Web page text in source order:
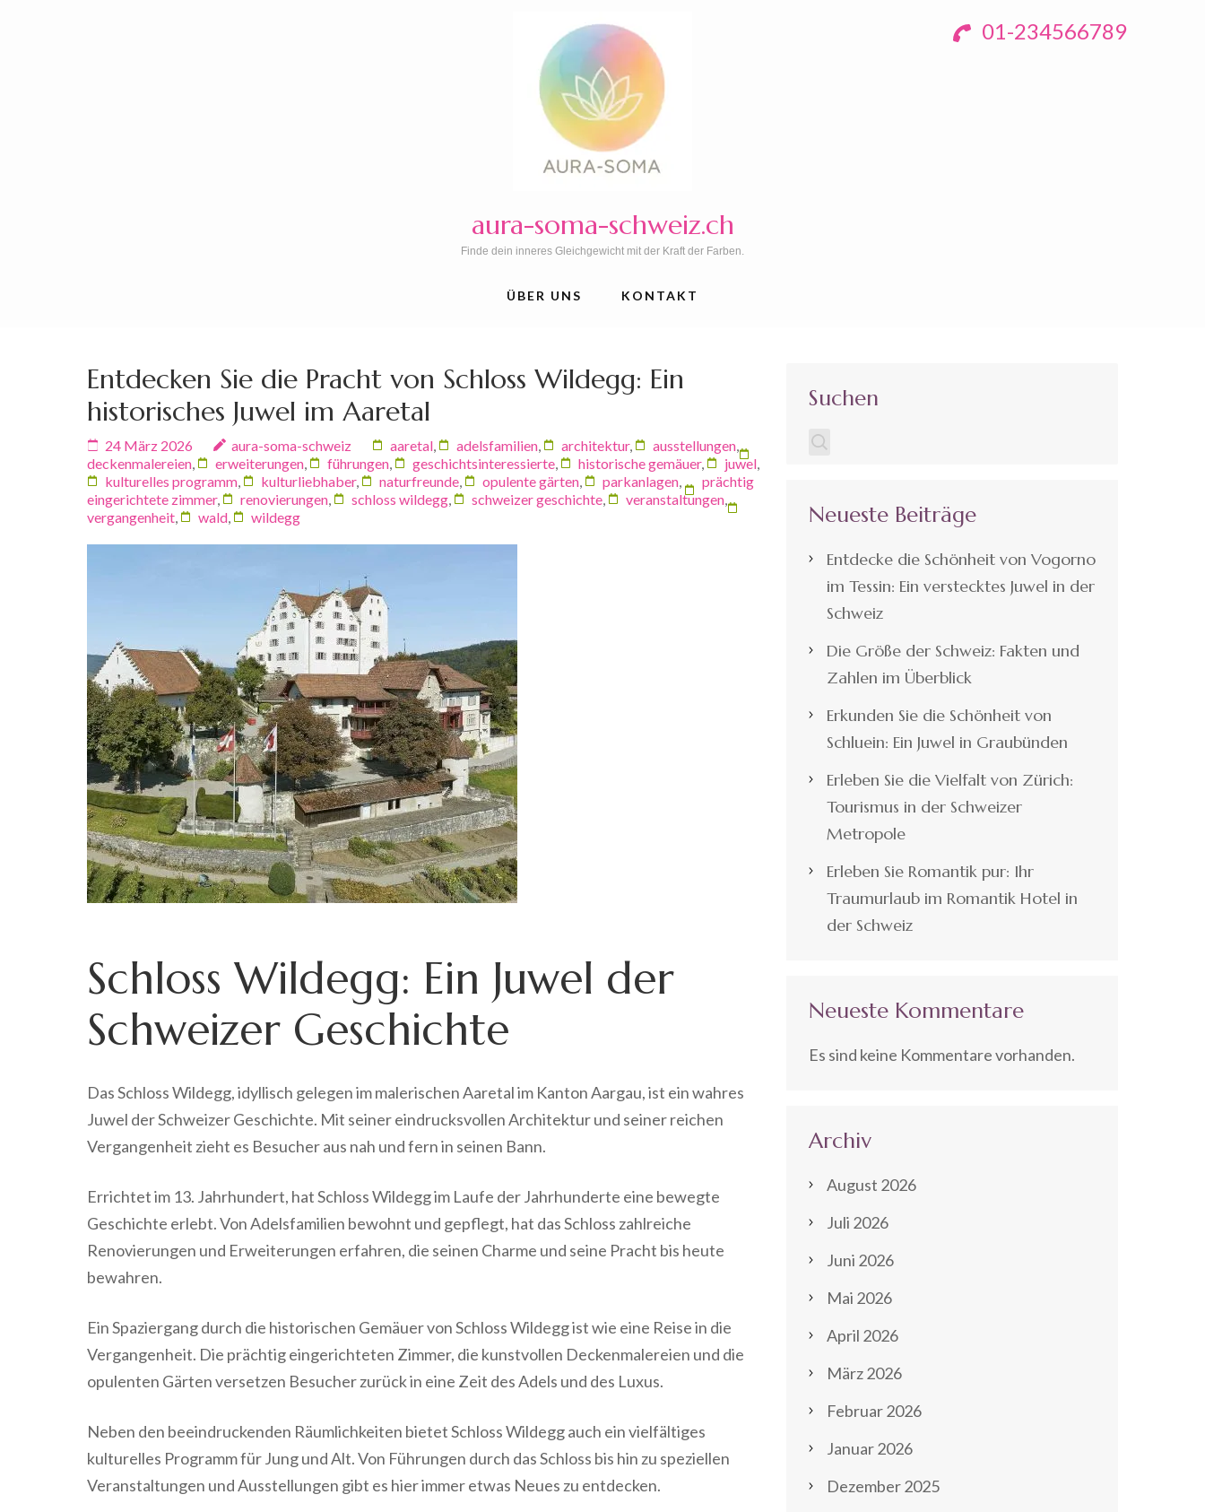
01-234566789
aura-soma-schweiz.ch
Finde dein inneres Gleichgewicht mit der Kraft der Farben.
ÜBER UNS KONTAKT
Entdecken Sie die Pracht von Schloss Wildegg: Ein
historisches Juwel im Aaretal
24 März 2026 aura-soma-schweiz aaretal adelsfamilien architektur, ausstellungen
deckenmalereien
erweiterungen führungen geschichtsinteressierte historische gemäuer, juwel
kulturelles programm
kulturliebhaber, naturfreunde opulente gärten parkanlagen
prächtig
eingerichtete zimmer, renovierungen schloss wildegg schweizer geschichte veranstaltungen
vergangenheit
wald wildegg
Schloss Wildegg: Ein Juwel der
Schweizer Geschichte
Das Schloss Wildegg, idyllisch gelegen im malerischen Aaretal im Kanton Aargau, ist ein wahres
Juwel der Schweizer Geschichte. Mit seiner eindrucksvollen Architektur und seiner reichen
Vergangenheit zieht es Besucher aus nah und fern in seinen Bann.
Errichtet im 13. Jahrhundert, hat Schloss Wildegg im Laufe der Jahrhunderte eine bewegte
Geschichte erlebt. Von Adelsfamilien bewohnt und gepflegt, hat das Schloss zahlreiche
Renovierungen und Erweiterungen erfahren, die seinen Charme und seine Pracht bis heute
bewahren.
Ein Spaziergang durch die historischen Gemäuer von Schloss Wildegg ist wie eine Reise in die
Vergangenheit. Die prächtig eingerichteten Zimmer, die kunstvollen Deckenmalereien und die
opulenten Gärten versetzen Besucher zurück in eine Zeit des Adels und des Luxus.
Neben den beeindruckenden Räumlichkeiten bietet Schloss Wildegg auch ein vielfältiges
kulturelles Programm für Jung und Alt. Von Führungen durch das Schloss bis hin zu speziellen
Veranstaltungen und Ausstellungen gibt es hier immer etwas Neues zu entdecken.
Suchen
Neueste Beiträge
Entdecke die Schönheit von Vogorno
im Tessin: Ein verstecktes Juwel in der
Schweiz
Die Größe der Schweiz: Fakten und
Zahlen im Überblick
Erkunden Sie die Schönheit von
Schluein: Ein Juwel in Graubünden
Erleben Sie die Vielfalt von Zürich:
Tourismus in der Schweizer
Metropole
Erleben Sie Romantik pur: Ihr
Traumurlaub im Romantik Hotel in
der Schweiz
Neueste Kommentare
Es sind keine Kommentare vorhanden.
Archiv
August 2026
Juli 2026
Juni 2026
Mai 2026
April 2026
März 2026
Februar 2026
Januar 2026
Dezember 2025